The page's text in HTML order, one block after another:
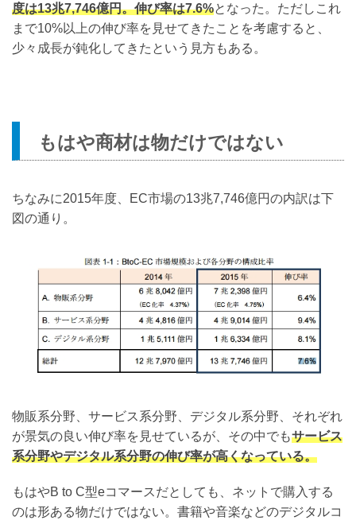
度は13兆7,746億円。伸び率は7.6%となった。ただしこれ
まで10%以上の伸び率を見せてきたことを考慮すると、
少々成長が鈍化してきたという見方もある。
もはや商材は物だけではない
ちなみに2015年度、EC市場の13兆7,746億円の内訳は下
図の通り。
物販系分野、サービス系分野、デジタル系分野、それぞれ
が景気の良い伸び率を見せているが、その中でもサービス
系分野やデジタル系分野の伸び率が高くなっている。
もはやB to C型eコマースだとしても、ネットで購入する
のは形ある物だけではない。書籍や音楽などのデジタルコ